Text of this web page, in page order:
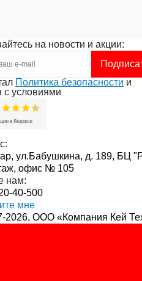
на новости и акции:
Политика безопасности и
с условиями
ул.Бабушкина, д. 189, БЦ
офис № 105
нам:
40-500
мне
2026, ООО «Компания Кей